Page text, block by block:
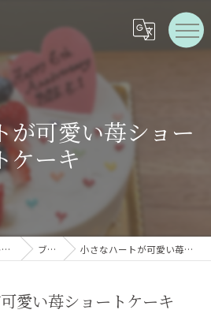
が可愛い苺ショー
ケーキ
愛知県名古屋市のケーキならatelier yomi ブログ 小さなハートが可愛い苺ショートケーキ
愛い苺ショートケーキ